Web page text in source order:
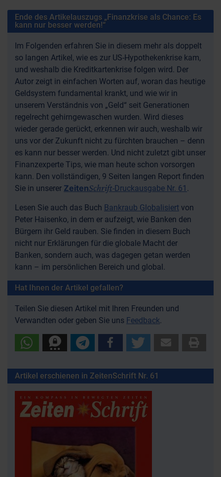
Ende des Artikelauszugs „Finanzkrise als Chance: Es
kann nur besser werden!“
Im Folgenden erfahren Sie in diesem mehr als doppelt
so langen Artikel, wie es zur US-Hypothekenkrise kam,
und weshalb die Kreditkartenkrise folgen wird. Der
Autor zeigt in einfachen Worten auf, woran das heutige
Geldsystem fundamental krankt, und wie wir in
unserem Verständnis von „Geld“ seit Generationen
regelrecht gehirngewaschen wurden. Wird dieses
wieder gerade gerückt, erkennen wir auch, weshalb wir
uns vor der Zukunft nicht zu fürchten brauchen – denn
es kann nur besser werden. Und nicht zuletzt gibt unser
Finanzexperte Tips, wie man heute schon vorsorgen
kann. Den vollständigen, 9 Seiten langen Report finden
Sie in unserer ZeitenSchrift-Druckausgabe Nr. 61 .
Lesen Sie auch das Buch Bankraub Globalisiert von
Peter Haisenko, in dem er aufzeigt, wie Banken den
Bürgern ihr Geld rauben. Sie finden in diesem Buch
nicht nur Erklärungen für die globale Macht der
Banken, sondern auch, was dagegen getan werden
kann – im persönlichen Bereich und global.
Hat Ihnen der Artikel gefallen?
Teilen Sie diesen Artikel mit Ihren Freunden und
Verwandten oder geben Sie uns Feedback.
Artikel erschienen in ZeitenSchrift Nr. 61